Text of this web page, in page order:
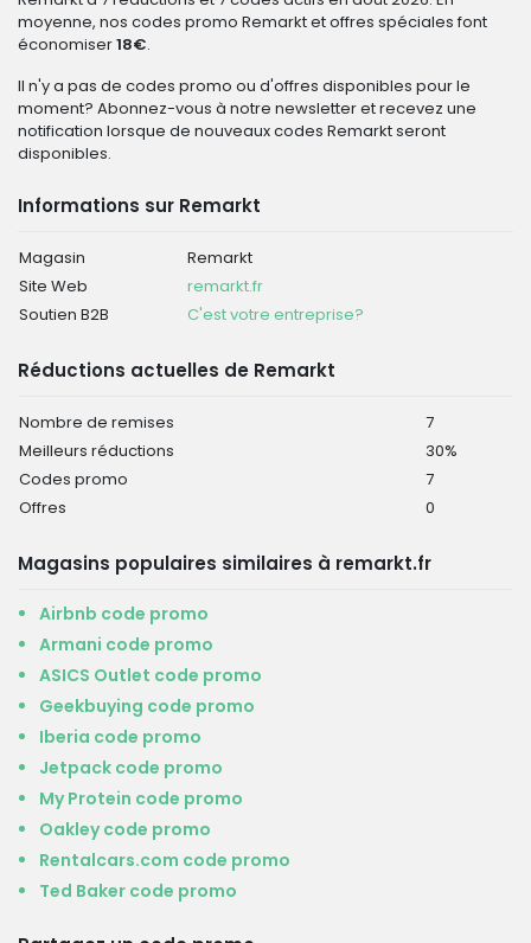
moyenne, nos codes promo Remarkt et offres spéciales font
économiser18€.
Il n'y a pas de codes promo ou d'offres disponibles pour le
moment? Abonnez-vous à notre newsletter et recevez une
notification lorsque de nouveaux codes Remarkt seront
disponibles.
Informations sur Remarkt
Magasin
Remarkt
Site Web
remarkt.fr
Soutien B2B
C'est votre entreprise?
Réductions actuelles de Remarkt
Nombre de remises
7
Meilleurs réductions
30%
Codes promo
7
Offres
0
Magasins populaires similaires à remarkt.fr
Airbnb code promo
Armani code promo
ASICS Outlet code promo
Geekbuying code promo
Iberia code promo
Jetpack code promo
My Protein code promo
Oakley code promo
Rentalcars.com code promo
Ted Baker code promo